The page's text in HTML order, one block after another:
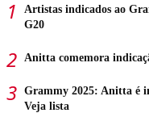
Artistas indicados ao
G20
Anitta comemora
Grammy 2025: Anitta é
Veja lista